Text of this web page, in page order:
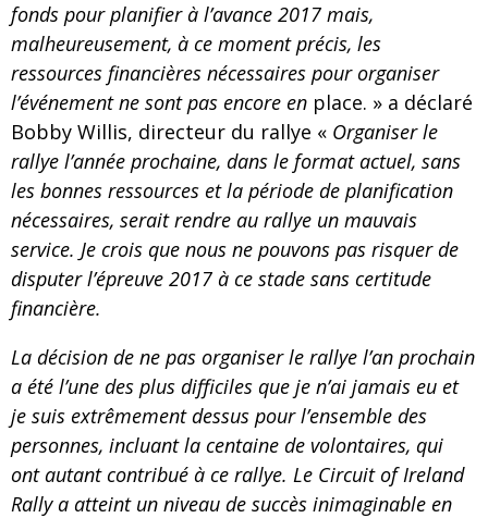
fonds pour planifier à l’avance 2017 mais,
malheureusement, à ce moment précis, les
ressources financières nécessaires pour organiser
l’événement ne sont pas encore en place. » a déclaré
Bobby Willis, directeur du rallye « Organiser le
rallye l’année prochaine, dans le format actuel, sans
les bonnes ressources et la période de planification
nécessaires, serait rendre au rallye un mauvais
service. Je crois que nous ne pouvons pas risquer de
disputer l’épreuve 2017 à ce stade sans certitude
financière.
La décision de ne pas organiser le rallye l’an prochain
a été l’une des plus difficiles que je n’ai jamais eu et
je suis extrêmement dessus pour l’ensemble des
personnes, incluant la centaine de volontaires, qui
ontautantcontribué à ce rallye. Le Circuit of Ireland
Rally a atteint un niveau de succès inimaginable en